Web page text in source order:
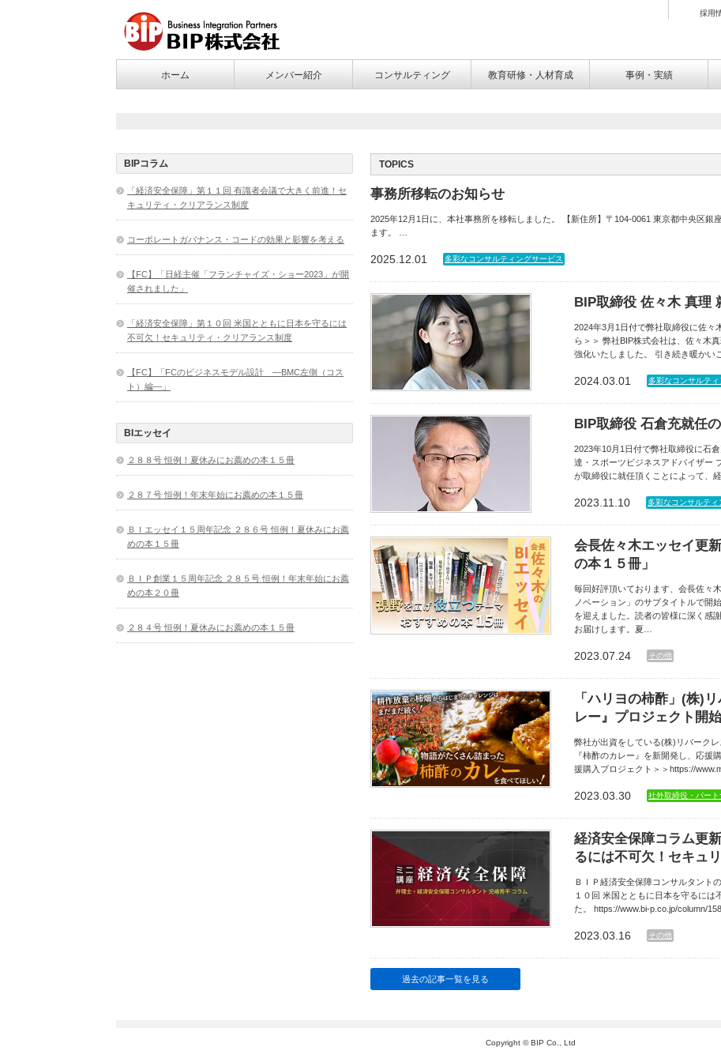
採用
ホーム メンバー紹介 コンサルティング 教育研修・人材育成 事例・実績
TOPICS
事務所移転のお知らせ
2025年12月1日に、本社事務所を移転しました。 【新住所】〒104-0061 東京都中央区銀
ます。 …
2025.12.01 多彩なコンサルティングサービス
BIP取締役 佐々木 真理
2024年3月1日付で弊社取締役に佐々
ら＞＞ 弊社BIP株式会社は、佐々木
強化いたしました。 引き続き暖かい
2024.03.01 多彩なコンサルティ
BIP取締役 石倉充就任
2023年10月1日付で弊社取締役に石
達・スポーツビジネスアドバイザー
が取締役に就任頂くことによって、
2023.11.10 多彩なコンサルティ
会長佐々木エッセイ更
の本１５冊」
毎回好評頂いております、会長佐々
ノベーション」のサブタイトルで開
を迎えました。読者の皆様に深く感
お届けします。夏…
2023.07.24 その他
「ハリヨの柿酢」(株)
レー』プロジェクト開始
弊社が出資をしている(株)リバーク
『柿酢のカレー』を新開発し、応援
援購入プロジェクト＞＞https://
2023.03.30 社外取締役・パー
経済安全保障コラム更
るには不可欠！セキュ
ＢＩＰ経済安全保障コンサルタント
１０回 米国とともに日本を守るには
た。 https://www.bi-p.co.jp/column/
2023.03.16 その他
過去の記事一覧を見る
BIPコラム
「経済安全保障」第１１回 有識者会議で大きく前進！セ
キュリティ・クリアランス制度
コーポレートガバナンス・コードの効果と影響を考える
【FC】「日経主催「フランチャイズ・ショー2023」が開
催されました」
「経済安全保障」第１０回 米国とともに日本を守るには
不可欠！セキュリティ・クリアランス制度
【FC】「FCのビジネスモデル設計 ―BMC左側（コス
ト）編―」
BIエッセイ
２８８号 恒例！夏休みにお薦めの本１５冊
２８７号 恒例！年末年始にお薦めの本１５冊
ＢＩエッセイ１５周年記念 ２８６号 恒例！夏休みにお薦
めの本１５冊
ＢＩＰ創業１５周年記念 ２８５号 恒例！年末年始にお薦
めの本２０冊
２８４号 恒例！夏休みにお薦めの本１５冊
Copyright © BIP Co., Ltd